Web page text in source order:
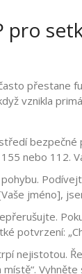
pro
přestane
vznikla
bezpečné
nebo 112.
jméno],
potvrzení:
nejistotou.
Vyhněte